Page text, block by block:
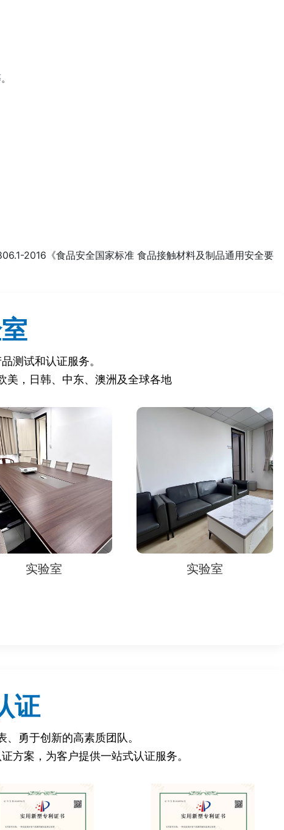
2016《食品安全国家标准 食品接触材料及制品通用安全要
、不合格商品，维护消费者合法权益。
有效打击假冒伪劣商品，维护平台公平竞争秩序。
业合法权益。
测试和认证服务。
美，日韩、中东、澳洲及全球各地
实验室 实验室
证
勇于创新的高素质团队。
方案，为客户提供一站式认证服务。